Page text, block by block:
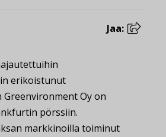
Jaa:
erikoistunut
Oy on
pörssiin.
markkinoilla toiminut